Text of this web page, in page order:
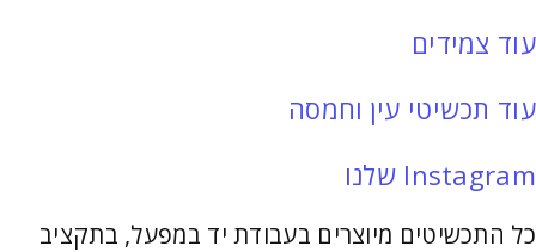
עוד צמידים
עוד תכשיטי עין וחמסה
Instagram שלנו
כל התכשיטים מיוצרים בעבודת יד במפעל, בתקציב